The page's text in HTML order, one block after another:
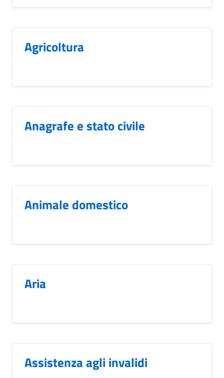
Agricoltura
Anagrafe e stato civile
Animale domestico
Aria
Assistenza agli invalidi